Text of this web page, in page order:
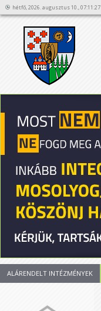
hétfő, 2026. augusztus 10., 07:11:27
ALÁRENDELT INTÉZMÉNYEK